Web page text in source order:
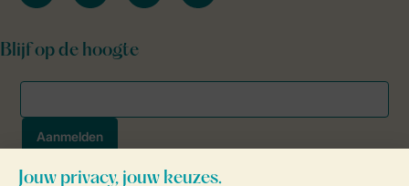
Blijf op de hoogte